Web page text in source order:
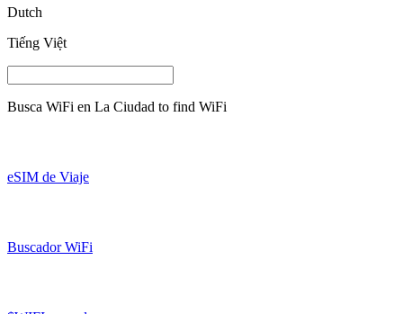
Dutch
Tiếng Việt
Busca WiFi en La Ciudad to find WiFi
eSIM de Viaje
Buscador WiFi